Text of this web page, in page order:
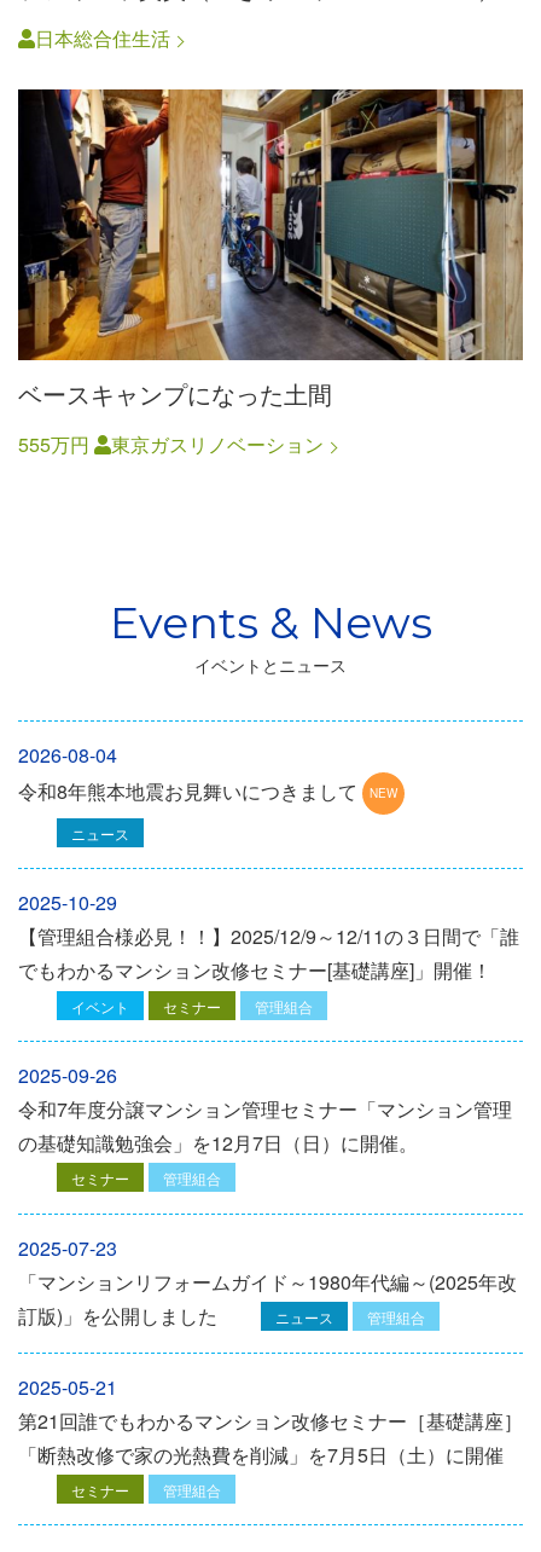
日本総合住生活
ベースキャンプになった土間
555万円 東京ガスリノベーション
イベントとニュース
2026-08-04
令和8年熊本地震お見舞いにつきまして
ニュース
2025-10-29
【管理組合様必見！！】2025/12/9～12/11の３日間で「誰
でもわかるマンション改修セミナー[基礎講座]」開催！
イベント セミナー 管理組合
2025-09-26
令和7年度分譲マンション管理セミナー「マンション管理
の基礎知識勉強会」を12⽉7⽇（⽇）に開催。
セミナー 管理組合
2025-07-23
「マンションリフォームガイド～1980年代編～(2025年改
訂版)」を公開しました
ニュース 管理組合
2025-05-21
第21回誰でもわかるマンション改修セミナー［基礎講座］
「断熱改修で家の光熱費を削減」を7月5日（土）に開催
セミナー 管理組合